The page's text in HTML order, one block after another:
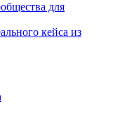
для
кейса из